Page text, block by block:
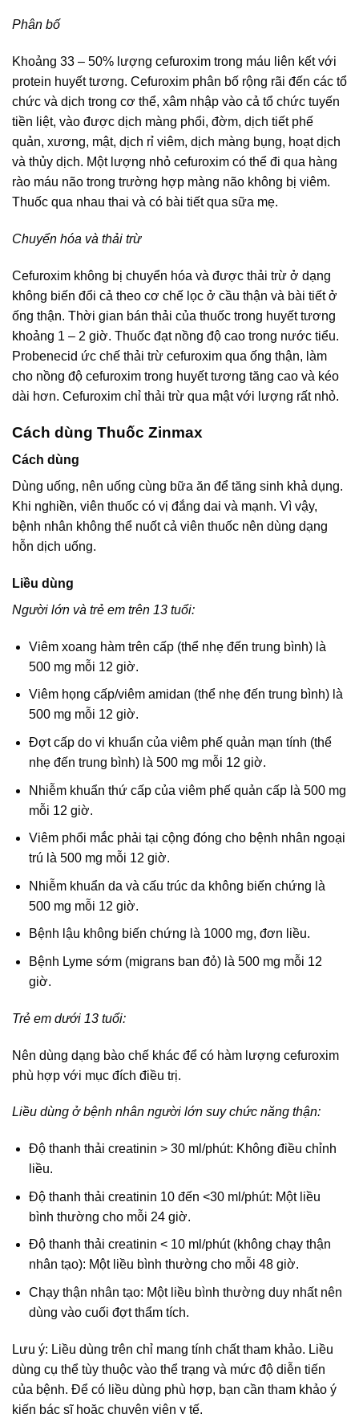
Phân bố
Khoảng 33 – 50% lượng cefuroxim trong máu liên kết với
protein huyết tương. Cefuroxim phân bố rộng rãi đến các tổ
chức và dịch trong cơ thể, xâm nhập vào cả tổ chức tuyến
tiền liệt, vào được dịch màng phổi, đờm, dịch tiết phế
quản, xương, mật, dịch rỉ viêm, dịch màng bụng, hoạt dịch
và thủy dịch. Một lượng nhỏ cefuroxim có thể đi qua hàng
rào máu não trong trường hợp màng não không bị viêm.
Thuốc qua nhau thai và có bài tiết qua sữa mẹ.
Chuyển hóa và thải trừ
Cefuroxim không bị chuyển hóa và được thải trừ ở dạng
không biến đổi cả theo cơ chế lọc ở cầu thận và bài tiết ở
ống thận. Thời gian bán thải của thuốc trong huyết tương
khoảng 1 – 2 giờ. Thuốc đạt nồng độ cao trong nước tiểu.
Probenecid ức chế thải trừ cefuroxim qua ống thận, làm
cho nồng độ cefuroxim trong huyết tương tăng cao và kéo
dài hơn. Cefuroxim chỉ thải trừ qua mật với lượng rất nhỏ.
Cách dùng Thuốc Zinmax
Cách dùng
Dùng uống, nên uống cùng bữa ăn để tăng sinh khả dụng.
Khi nghiền, viên thuốc có vị đắng dai và mạnh. Vì vậy,
bệnh nhân không thể nuốt cả viên thuốc nên dùng dạng
hỗn dịch uống.
Liều dùng
Người lớn và trẻ em trên 13 tuổi:
Viêm xoang hàm trên cấp (thể nhẹ đến trung bình) là
500 mg mỗi 12 giờ.
Viêm họng cấp/viêm amidan (thể nhẹ đến trung bình) là
500 mg mỗi 12 giờ.
Đợt cấp do vi khuẩn của viêm phế quản mạn tính (thể
nhẹ đến trung bình) là 500 mg mỗi 12 giờ.
Nhiễm khuẩn thứ cấp của viêm phế quản cấp là 500 mg
mỗi 12 giờ.
Viêm phổi mắc phải tại cộng đóng cho bệnh nhân ngoại
trú là 500 mg mỗi 12 giờ.
Nhiễm khuẩn da và cấu trúc da không biến chứng là
500 mg mỗi 12 giờ.
Bệnh lậu không biến chứng là 1000 mg, đơn liều.
Bệnh Lyme sớm (migrans ban đỏ) là 500 mg mỗi 12
giờ.
Trẻ em dưới 13 tuổi:
Nên dùng dạng bào chế khác để có hàm lượng cefuroxim
phù hợp với mục đích điều trị.
Liều dùng ở bệnh nhân người lớn suy chức năng thận:
Độ thanh thải creatinin > 30 ml/phút: Không điều chỉnh
liều.
Độ thanh thải creatinin 10 đến <30 ml/phút: Một liều
bình thường cho mỗi 24 giờ.
Độ thanh thải creatinin < 10 ml/phút (không chạy thận
nhân tạo): Một liều bình thường cho mỗi 48 giờ.
Chạy thận nhân tạo: Một liều bình thường duy nhất nên
dùng vào cuối đợt thẩm tích.
Lưu ý: Liều dùng trên chỉ mang tính chất tham khảo. Liều
dùng cụ thể tùy thuộc vào thể trạng và mức độ diễn tiến
của bệnh. Để có liều dùng phù hợp, bạn cần tham khảo ý
kiến bác sĩ hoặc chuyên viên y tế.